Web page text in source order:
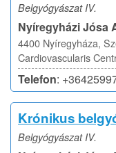
Belgyógyászat IV.
Nyíregyházi Jósa
4400 Nyíregyháza,
Cardiovascularis
Telefon:
Krónikus
Belgyógyászat IV.